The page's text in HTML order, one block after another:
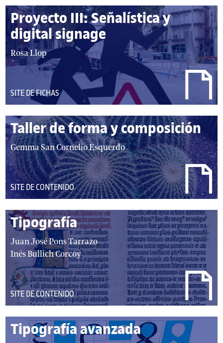
:
/
a
u
o
r
s
:
Proyecto III: Señalística y
digital signage
a
u
o
r
/
a
u
t
o
r
e
:
Rosa Llop
DEL
TIPO:
SITE DE FICHAS
Taller de forma y composición
a
u
t
o
r
/
a
t
o
e
s
Gemma San Cornelio Esquerdo
DEL
TIPO:
SITE DE CONTENIDO
Tipografía
a
u
o
r
/
a
u
Juan José Pons Tarrazo
Inés Bullich Corcoy
DEL
TIPO:
SITE DE CONTENIDO
Tipografía avanzada